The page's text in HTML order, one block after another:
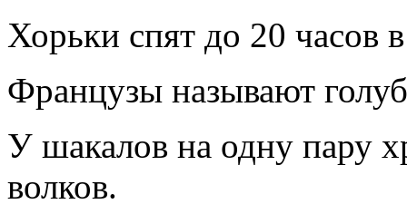
Хорьки спят до 20 часов
Французы называют
У шакалов на одну пару
волков.